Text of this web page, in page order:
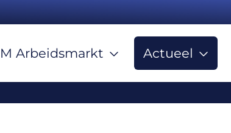
Arbeidsmarkt Actueel